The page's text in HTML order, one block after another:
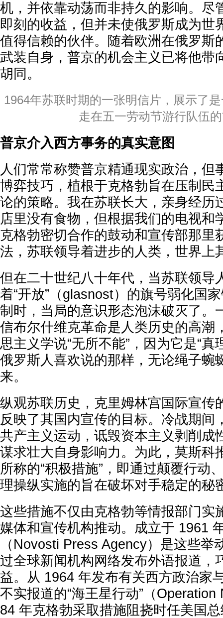
机，并依靠动荡而非持久的影响。尽
即刻的收益，但并未使俄罗斯成为世
值得信赖的伙伴。随着欧洲在俄罗斯
武装自身，普京的机会主义已将他带
胡同。
1964年苏联时期的一张明信片，展示了
走在五一劳动节游行队伍
普京介入西方事务的真实意图
人们常常称赞普京精通现实政治，但
博弈技巧，植根于克格勃旨在压制民
论的策略。我在苏联长大，亲身经历
店里没有食物，但根据我们的电视和
克格勃密切合作的鼓动和宣传部那里
法，苏联领导着进步的人类，世界上
但在二十世纪八十年代，当苏联领导
着“开放”（glasnost）的旗号弱化国
制时，当局的意识形态泡沫破灭了。
信布尔什维克革命是人类历史的高潮
思主义学说“无所不能”，因为它是“真
俄罗斯人喜欢说的那样，无论绳子蜿
来。
纵观苏联历史，克里姆林宫国际宣传
反映了其国内宣传的目标。冷战期间
共产主义运动，诋毁资本主义剥削成
谋求壮大自身影响力。为此，莫斯科
所称的“积极措施”，即通过颠覆行动
理操纵实施的旨在破坏对手稳定的秘
这些措施不仅由克格勃等情报部门实
媒体和宣传机构推动。成立于 1961
（Novosti Press Agency）是这些举
过全球新闻机构网络发布外语报道，
益。从 1964 年发布有关西方政治家
不实报道的“海王星行动”（
84 年克格勃采取措施阻挠时任美国